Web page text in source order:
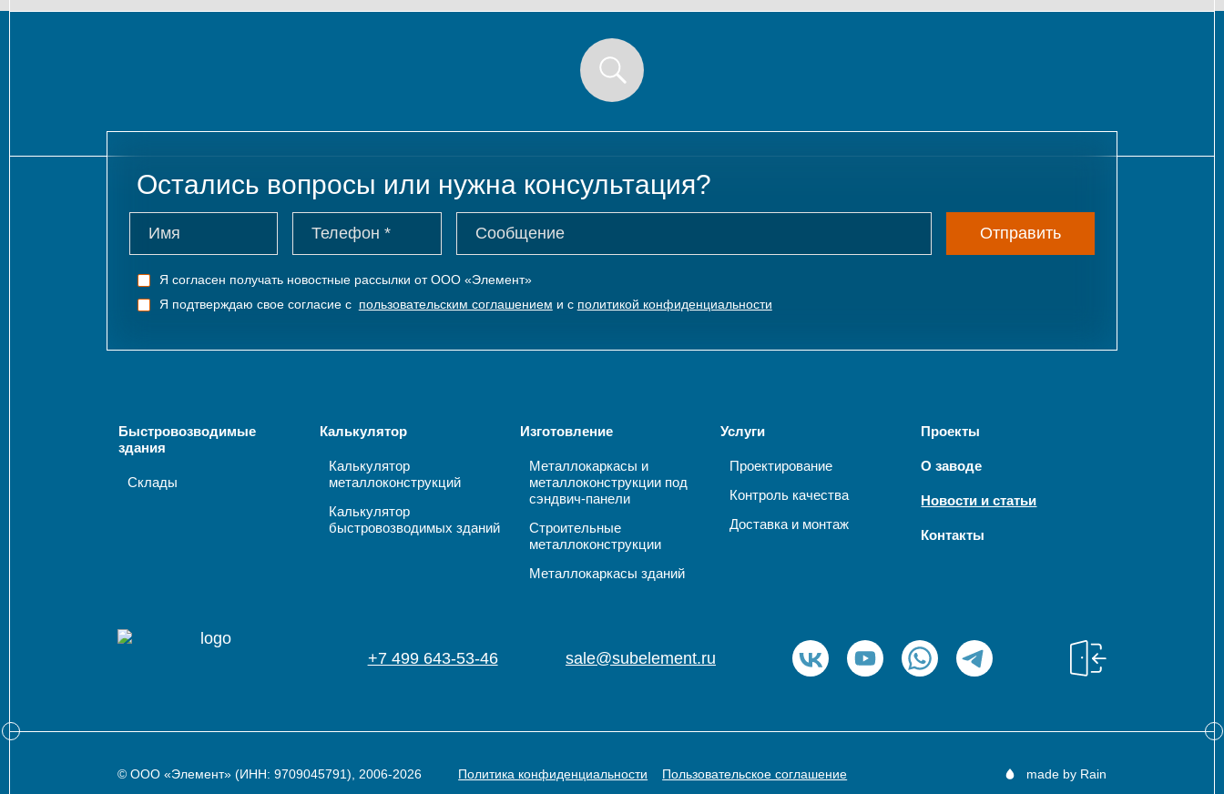
Остались вопросы или нужна консультация?
Отправить
Я согласен получать новостные рассылки от ООО «Элемент»
Я подтверждаю свое согласие с пользовательским соглашением и с политикой конфиденциальности
Быстровозводимые
здания
Склады
Калькулятор
Калькулятор
металлоконструкций
Калькулятор
быстровозводимых зданий
Изготовление
Металлокаркасы и
металлоконструкции под
сэндвич-панели
Строительные
металлоконструкции
Металлокаркасы зданий
Услуги
Проектирование
Контроль качества
Доставка и монтаж
Проекты
О заводе
Новости и статьи
Контакты
+7 499 643-53-46 sale@subelement.ru
© ООО «Элемент» (ИНН: 9709045791), 2006-2026 Политика конфиденциальности Пользовательское соглашение made by Rain